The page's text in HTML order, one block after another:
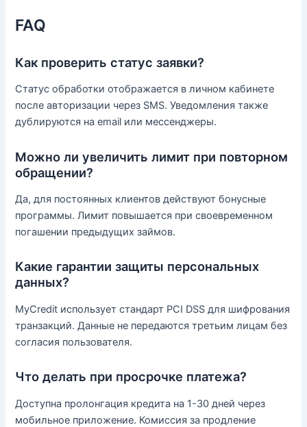
FAQ
Как проверить статус заявки?
Статус обработки отображается в личном кабинете
после авторизации через SMS. Уведомления также
дублируются на email или мессенджеры.
Можно ли увеличить лимит при повторном
обращении?
Да, для постоянных клиентов действуют бонусные
программы. Лимит повышается при своевременном
погашении предыдущих займов.
Какие гарантии защиты персональных
данных?
MyCredit использует стандарт PCI DSS для шифрования
транзакций. Данные не передаются третьим лицам без
согласия пользователя.
Что делать при просрочке платежа?
Доступна пролонгация кредита на 1-30 дней через
мобильное приложение. Комиссия за продление